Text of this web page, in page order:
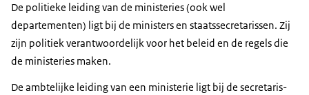
De politieke leiding van de ministeries (ook wel
departementen) ligt bij de ministers en staatssecretarissen. Zij
zijn politiek verantwoordelijk voor het beleid en de regels die
de ministeries maken.
De ambtelijke leiding van een ministerie ligt bij de secretaris-